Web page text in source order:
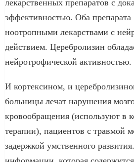
лекарственных препаратов с
эффективностью. Оба препарата
ноотропными лекарствами с
действием. Церебролизин
нейротрофической активностью.
И кортексином, и
больницы лечат нарушения
кровообращения (используют в
терапии), пациентов с травмой
задержкой умственного